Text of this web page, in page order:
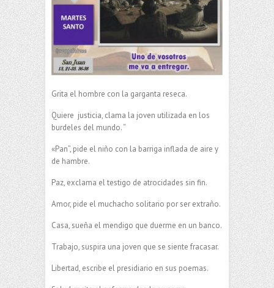
Grita el hombre con la garganta reseca.
Quiere justicia, clama la joven utilizada en los
burdeles del mundo. “
«Pan”, pide el niño con la barriga inflada de aire y
de hambre.
Paz, exclama el testigo de atrocidades sin fin.
Amor, pide el muchacho solitario por ser extraño.
Casa, sueña el mendigo que duerme en un banco.
Trabajo, suspira una joven que se siente fracasar.
Libertad, escribe el presidiario en sus poemas.